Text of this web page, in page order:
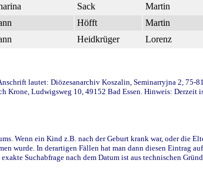
Sack Martin
Höfft Martin
Heidkrüger Lorenz
lautet: Diözesanarchiv Koszalin, Seminarryjna 2, 75-
Ludwigsweg 10, 49152 Bad Essen. Hinweis: Derzeit
Wenn ein Kind z.B. nach der Geburt krank war, oder die
wurde. In derartigen Fällen hat man dann diesen Eintrag
Suchabfrage nach dem Datum ist aus technischen